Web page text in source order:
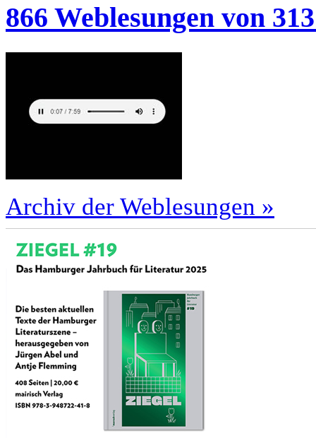
866 Weblesungen von
Archiv der Weblesungen »